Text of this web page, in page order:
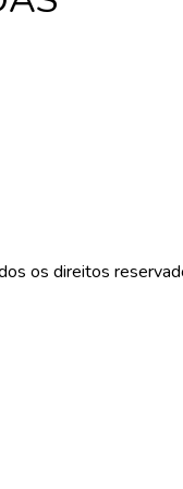
os direitos